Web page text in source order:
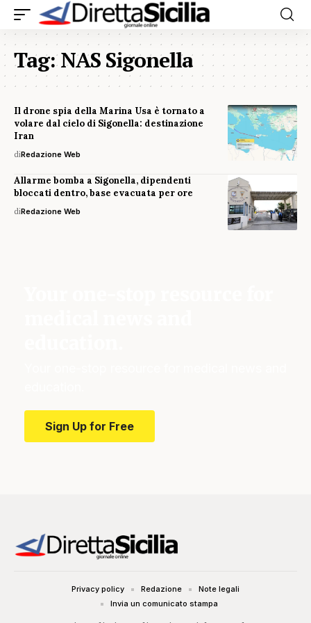
Tag:NAS Sigonella
Il drone spia della Marina Usa è tornato a
volare dal cielo di Sigonella: destinazione
Iran
diRedazione Web
Allarme bomba a Sigonella, dipendenti
bloccati dentro, base evacuata per ore
diRedazione Web
Sign Up for Free
Privacy policy Redazione
Note legali
Invia un comunicato stampa